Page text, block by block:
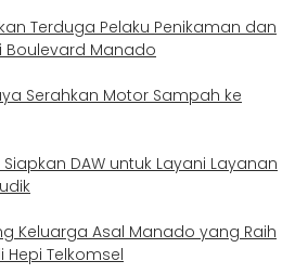
Terduga Pelaku Penikaman dan
Boulevard Manado
Serahkan Motor Sampah ke
DAW untuk Layani Layanan
Keluarga Asal Manado yang Raih
Hepi Telkomsel